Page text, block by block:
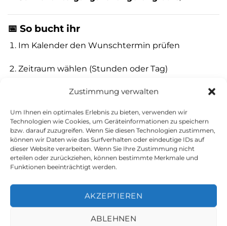
Zustimmung verwalten
Um Ihnen ein optimales Erlebnis zu bieten, verwenden wir
Technologien wie Cookies, um Geräteinformationen zu speichern
bzw. darauf zuzugreifen. Wenn Sie diesen Technologien zustimmen,
können wir Daten wie das Surfverhalten oder eindeutige IDs auf
dieser Website verarbeiten. Wenn Sie Ihre Zustimmung nicht
erteilen oder zurückziehen, können bestimmte Merkmale und
Funktionen beeinträchtigt werden.
AKZEPTIEREN
ABLEHNEN
📅 So bucht ihr
Im Kalender den Wunschtermin prüfen
Zeitraum wählen (Stunden oder Tag)
Die Servicepauschale (35 €) ist bereits
Wunsch-Extras hinzufügen (z. B. Kühlbox,
Musikbox, Extrazeit)
Buchung abschließen – und schon heißt es:
🌴Beste Grüße aus der „Karibik von Berlin-
Köpenick“ – dem schönsten Fahrgebiet für Boote